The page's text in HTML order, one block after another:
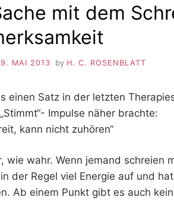
mit dem
MAI 2013 by H. C. ROSENBLATT
einen Satz in der letzten
Impulse näher brachte:
kann nicht zuhören“
wie wahr. Wenn jemand schreien
der Regel viel Energie auf und
Ab einem Punkt gibt es auch